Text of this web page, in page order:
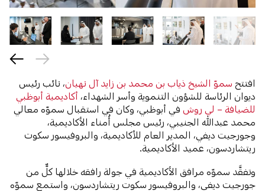
افتتح سموّ الشيخ ذياب بن محمد بن زايد آل نهيان، نائب رئيس
ديوان الرئاسة للشؤون التنموية وأسر الشهداء، أكاديمية أبوظبي
للضيافة – لي روش في أبوظبي، وكان في استقبال سموّه معالي
محمد عبدالله الجنيبي، رئيس مجلس أُمناء الأكاديمية،
وجورجيت ديفي، المدير العام للأكاديمية، والبروفيسور سكوت
ريتشاردسون، عميد الأكاديمية.
وتفقَّد سموّه مرافق الأكاديمية في جولة رافقه خلالها كلٌّ من
جورجيت ديفي، والبروفيسور سكوت ريتشاردسون، واستمع سموّه